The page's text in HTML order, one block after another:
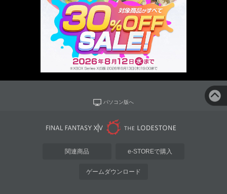
パソコン版へ
関連商品 e-STOREで購入
ゲームダウンロード